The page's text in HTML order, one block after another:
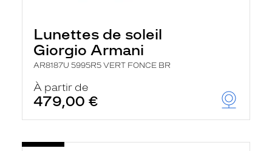
Lunettes de soleil
Giorgio Armani
AR8187U 5995R5 VERT FONCE BR
À partir de
479,00 €